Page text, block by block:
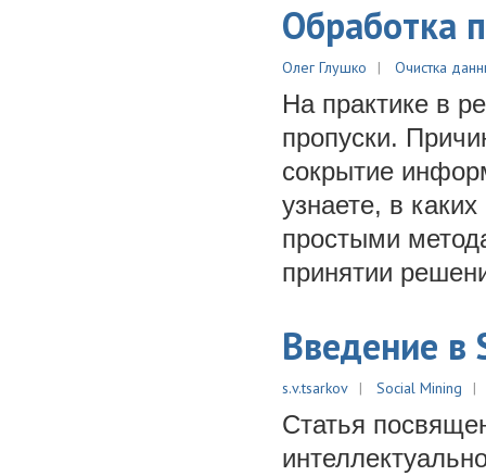
Обработка
Олег Глушко Очистка
На практике в
пропуски.
сокрытие
узнаете, в
простыми
принятии
Введение в
s.v.tsarkov Social Mining
Статья